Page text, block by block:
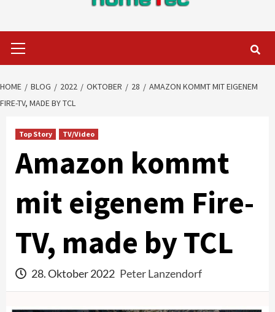
Menu
HOME BLOG 2022 OKTOBER 28
AMAZON KOMMT MIT EIGENEM
FIRE-TV, MADE BY TCL
Top Story TV/Video
Amazon kommt
mit eigenem Fire-
TV, made by TCL
28. Oktober 2022 Peter Lanzendorf